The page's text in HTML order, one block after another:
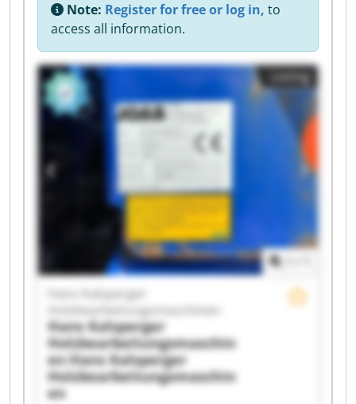
Note: Register for free or log in, to
access all information.
Listing
Hans Kalsperger
Holzbearbeitungsmaschinen
Hans Kalsperger
Holzbearbeitungsmaschin
enHans Kalsperger
Holzbearbeitungsmaschin
en